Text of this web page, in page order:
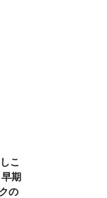
こ
期
の